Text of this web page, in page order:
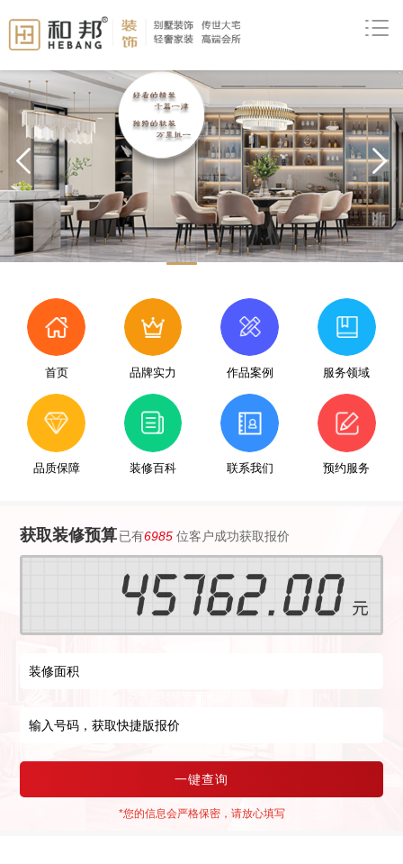
prev
首页 品牌实力 作品案例 服务领域
品质保障 装修百科 联系我们 预约服务
获取装修预算已有6985位客户成功获取报价
一键查询
*您的信息会严格保密，请放心填写